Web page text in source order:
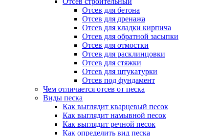
Отсев для бетона
Отсев для дренажа
Отсев для кладки кирпича
Отсев для обратной засыпки
Отсев для отмостки
Отсев для расклинцовки
Отсев для стяжки
Отсев для штукатурки
Отсев под фундамент
Чем отличается отсев от песка
Виды песка
Как выглядит кварцевый песок
Как выглядит намывной песок
Как выглядит речной песок
Как определить вид песка